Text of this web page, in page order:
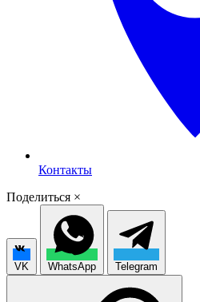
Контакты
Поделиться ×
VK WhatsApp Telegram